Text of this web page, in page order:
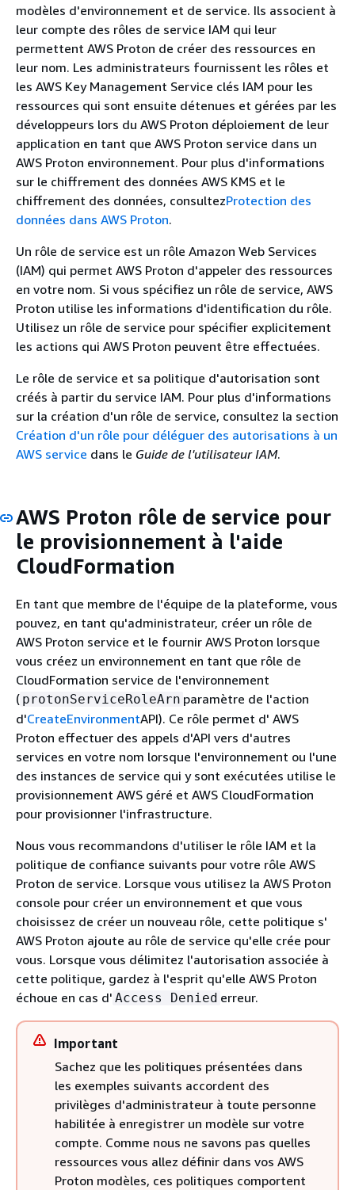
modèles d'environnement et de service. Ils associent à
leur compte des rôles de service IAM qui leur
permettent AWS Proton de créer des ressources en
leur nom. Les administrateurs fournissent les rôles et
les AWS Key Management Service clés IAM pour les
ressources qui sont ensuite détenues et gérées par les
développeurs lors du AWS Proton déploiement de leur
application en tant que AWS Proton service dans un
AWS Proton environnement. Pour plus d'informations
sur le chiffrement des données AWS KMS et le
chiffrement des données, consultezProtection des
données dans AWS Proton.
Un rôle de service est un rôle Amazon Web Services
(IAM) qui permet AWS Proton d'appeler des ressources
en votre nom. Si vous spécifiez un rôle de service, AWS
Proton utilise les informations d'identification du rôle.
Utilisez un rôle de service pour spécifier explicitement
les actions qui AWS Proton peuvent être effectuées.
Le rôle de service et sa politique d'autorisation sont
créés à partir du service IAM. Pour plus d'informations
sur la création d'un rôle de service, consultez la section
Création d'un rôle pour déléguer des autorisations à un
AWS service dans le Guide de l'utilisateur IAM.
AWS Proton rôle de service pour
le provisionnement à l'aide
CloudFormation
En tant que membre de l'équipe de la plateforme, vous
pouvez, en tant qu'administrateur, créer un rôle de
AWS Proton service et le fournir AWS Proton lorsque
vous créez un environnement en tant que rôle de
CloudFormation service de l'environnement
( protonServiceRoleArn paramètre de l'action
d'CreateEnvironmentAPI). Ce rôle permet d' AWS
Proton effectuer des appels d'API vers d'autres
services en votre nom lorsque l'environnement ou l'une
des instances de service qui y sont exécutées utilise le
provisionnement AWS géré et AWS CloudFormation
pour provisionner l'infrastructure.
Nous vous recommandons d'utiliser le rôle IAM et la
politique de confiance suivants pour votre rôle AWS
Proton de service. Lorsque vous utilisez la AWS Proton
console pour créer un environnement et que vous
choisissez de créer un nouveau rôle, cette politique s'
AWS Proton ajoute au rôle de service qu'elle crée pour
vous. Lorsque vous délimitez l'autorisation associée à
cette politique, gardez à l'esprit qu'elle AWS Proton
échoue en cas d' Access Denied erreur.
Important
Sachez que les politiques présentées dans
les exemples suivants accordent des
privilèges d'administrateur à toute personne
habilitée à enregistrer un modèle sur votre
compte. Comme nous ne savons pas quelles
ressources vous allez définir dans vos AWS
Proton modèles, ces politiques comportent